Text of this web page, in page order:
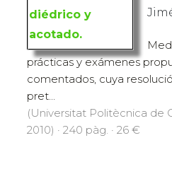
prácticas y exámenes
comentados, cuya
pret...
(Universitat Politècnica de
2010) · 240 pàg. · 26 €